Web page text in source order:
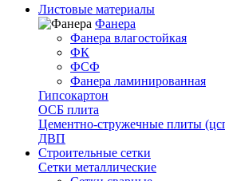
Листовые материалы
Фанера
Фанера влагостойкая
ФК
ФСФ
Фанера ламинированная
Гипсокартон
ОСБ плита
Цементно-стружечные плиты
ДВП
Строительные сетки
Сетки металлические